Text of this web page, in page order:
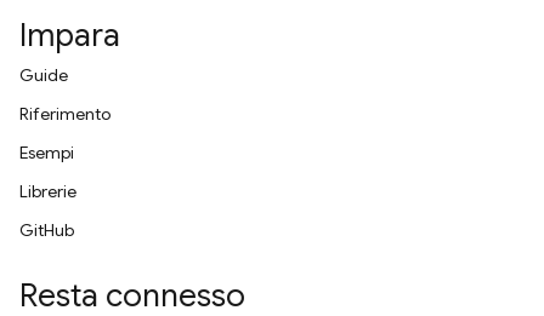
Impara
Guide
Riferimento
Esempi
Librerie
GitHub
Resta connesso